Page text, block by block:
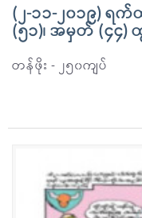
(၂-၁၁-၂၀၁၉) ရ
(၅၁)၊ အမှတ် (၄၄
တန်ဖိုး - ၂၅၀ကျပ်